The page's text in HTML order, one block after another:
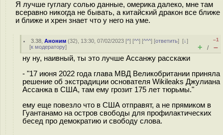
Я лучше гуглагу солью данные, омерика далеко, мне там
всеравно никогда не бывать, а китайский дракон все ближе
и ближе и хрен знает что у него на уме.
3.38 ,Аноним (32), 13:30, 07/02/2023 [^] [^^] [^^^] [ответить][↓]
[к модератору]
–1
+ / –
ну ну, наивный, ты это лучше Ассанжу расскажи
- "17 июня 2022 года глава МВД Великобритании приняла
решение об экстрадиции основателя Wikileaks Джулиана
Ассанжа в США, там ему грозит 175 лет тюрьмы."
ему еще повезло что в США отправят, а не прямиком в
Гуантанамо на остров свободы для профилактических
бесед про демократию и свободу слова.